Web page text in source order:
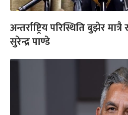
अन्तर्राष्ट्रिय परिस्थिति बुझेर
सुरेन्द्र पाण्डे